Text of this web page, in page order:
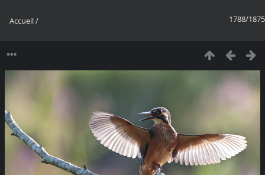
1788/1875
Accueil/